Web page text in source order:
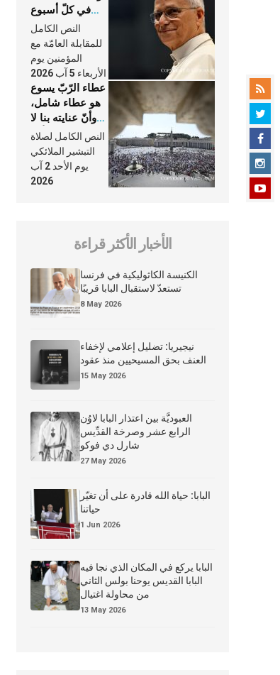
في كلّ أسبوع
وكلّ يوم، هما
النَّفَس في حياة
الكنيسة
النص الكامل
للمقابلة العامّة مع
المؤمنين يوم
الأربعاء 5 آب 2026
عطاء الرّبّ يسوع
هو عطاء شامل،
وأنّ عنايته بنا لا
تغيب عنّا أبدًا
النص الكامل لصلاة
التبشير الملائكي
يوم الأحد 2 آب
2026
الأخبار الأكثر قراءة
الكنيسة الكاثوليكية في فرنسا
تستعدّ لاستقبال البابا قريبًا
8 May 2026
نيجيريا: تضليل إعلامي لإخفاء
العنف بحق المسيحيين منذ عقود
15 May 2026
العبوديَّة بين اعتذار البابا لاوُن
الرابع عشر وصرخة القدِّيس
شارل دي فوكو
27 May 2026
البابا: حياة الله قادرة على أن تغيّر
حياتنا
1 Jun 2026
البابا يركع في المكان الذي نجا فيه
البابا القديس يوحنا بولس الثاني
من محاولة اغتيال
13 May 2026